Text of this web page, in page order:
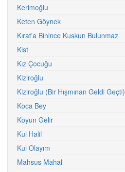
Kerimoğlu
Keten Göynek
Kırat'a Binince Kuskun Bulunmaz
Kist
Kız Çocuğu
Kiziroğlu
Kiziroğlu (Bir Hışmınan Geldi Geçti)
Koca Bey
Koyun Gelir
Kul Halil
Kul Olayım
Mahsus Mahal